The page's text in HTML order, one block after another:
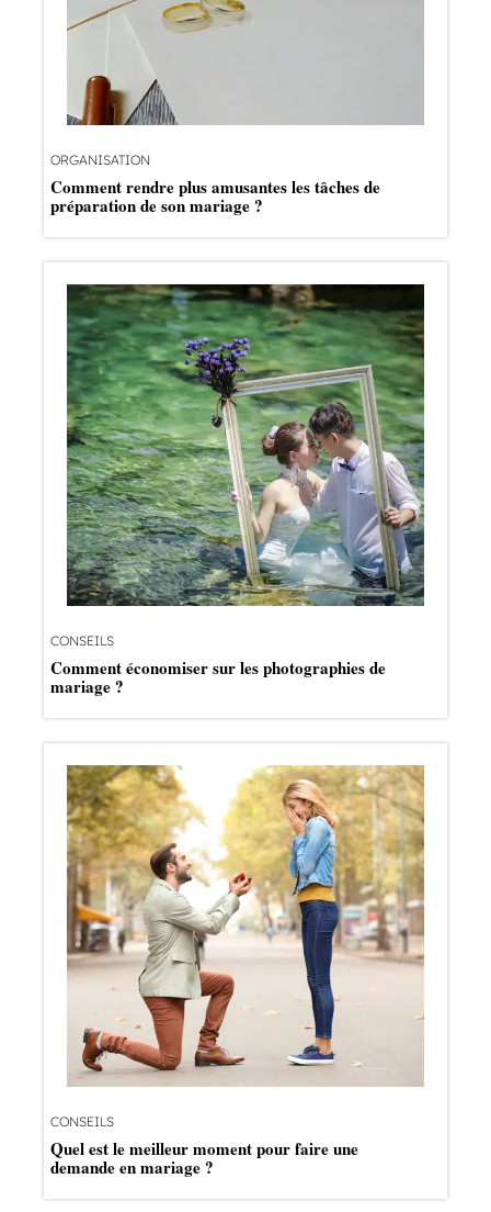
ORGANISATION
Comment rendre plus amusantes les tâches de
préparation de son mariage ?
CONSEILS
Comment économiser sur les photographies de
mariage ?
CONSEILS
Quel est le meilleur moment pour faire une
demande en mariage ?